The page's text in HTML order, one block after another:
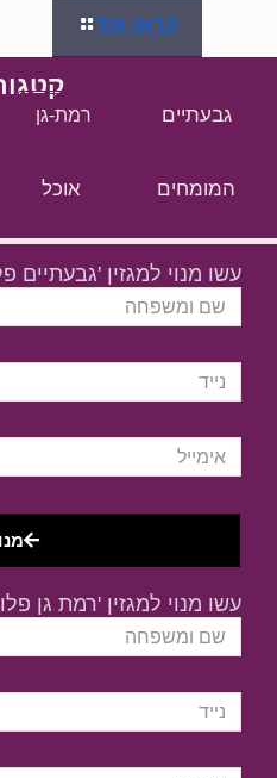
קראו עוד
גבעתיים רמת-גן
המומחים אוכל
עשו מנוי למגזין 'גבעתיים
עשו מנוי למגזין 'רמת גן